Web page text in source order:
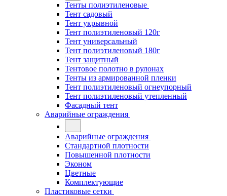
Тенты полиэтиленовые
Тент садовый
Тент укрывной
Тент полиэтиленовый 120г
Тент универсальный
Тент полиэтиленовый 180г
Тент защитный
Тентовое полотно в рулонах
Тенты из армированной пленки
Тент полиэтиленовый огнеупорный
Тент полиэтиленовый утепленный
Фасадный тент
Аварийные ограждения
Аварийные ограждения
Стандартной плотности
Повышенной плотности
Эконом
Цветные
Комплектующие
Пластиковые сетки